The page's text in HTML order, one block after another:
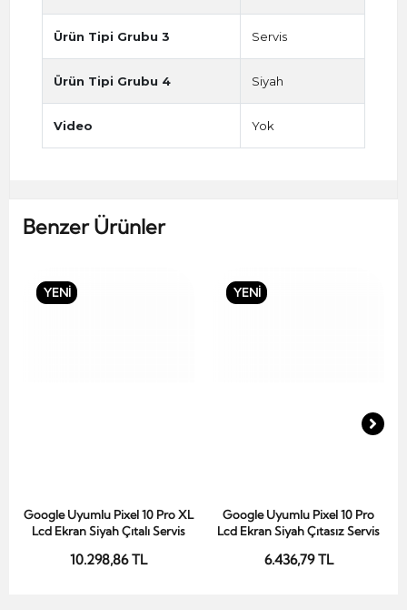
Ürün Tipi Grubu 3 Servis
Ürün Tipi Grubu 4 Siyah
Video Yok
Benzer Ürünler
YENİ
Sepete Ekle
Google Uyumlu Pixel 10 Pro XL
Lcd Ekran Siyah Çıtalı Servis
10.298,86 TL
YENİ
Sepete Ekle
Google Uyumlu Pixel 10 Pro
Lcd Ekran Siyah Çıtasız Servis
6.436,79 TL